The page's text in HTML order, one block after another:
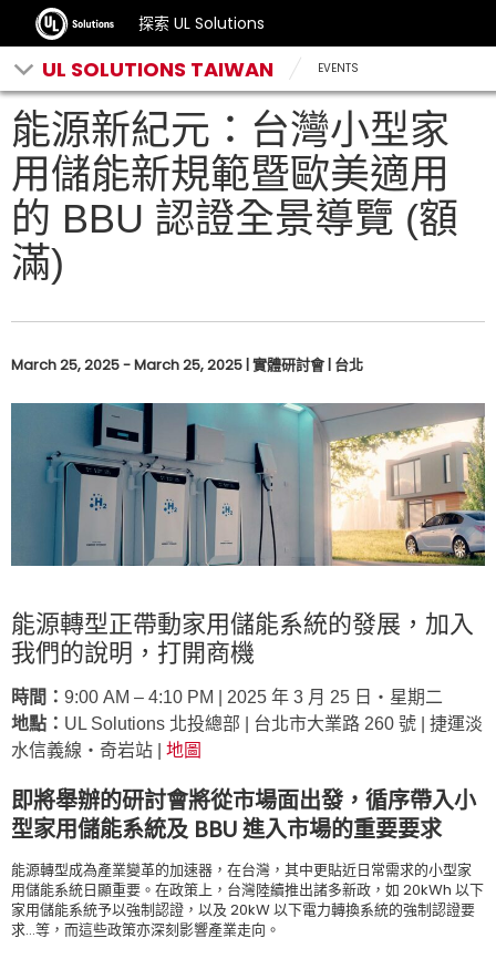
探索 UL Solutions
UL SOLUTIONS TAIWAN EVENTS
能源新紀元：台灣小型家
用儲能新規範暨歐美適用
的 BBU 認證全景導覽 (額
滿)
March 25, 2025 - March 25, 2025 | 實體研討會 | 台北
能源轉型正帶動家用儲能系統的發展，加入
我們的說明，打開商機
時間： 9:00 AM – 4:10 PM | 2025 年 3 月 25 日‧星期二
地點： UL Solutions 北投總部 | 台北市大業路 260 號 | 捷運淡
水信義線‧奇岩站 | 地圖
即將舉辦的研討會將從市場面出發，循序帶入小
型家用儲能系統及 BBU 進入市場的重要要求
能源轉型成為產業變革的加速器，在台灣，其中更貼近日常需求的小型家
用儲能系統日顯重要。在政策上，台灣陸續推出諸多新政，如 20kWh 以下
家用儲能系統予以強制認證，以及 20kW 以下電力轉換系統的強制認證要
求…等，而這些政策亦深刻影響產業走向。